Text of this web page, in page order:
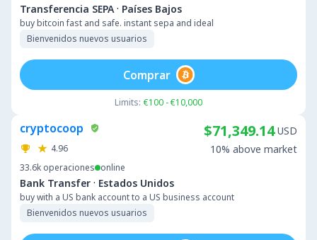
Transferencia SEPA · Países Bajos
buy bitcoin fast and safe. instant sepa and ideal
Bienvenidos nuevos usuarios
Limits: €100 - €10,000
Comprar
cryptocoop
4.96
33.6k operaciones online
Bank Transfer · Estados Unidos
buy with a US bank account to a US business account
Bienvenidos nuevos usuarios
$71,349.14 USD
10% above market